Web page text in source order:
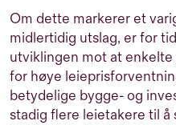
Om dette markerer et
midlertidig utslag, er for
utviklingen mot at
for høye
betydelige bygge- og
stadig flere leietakere til